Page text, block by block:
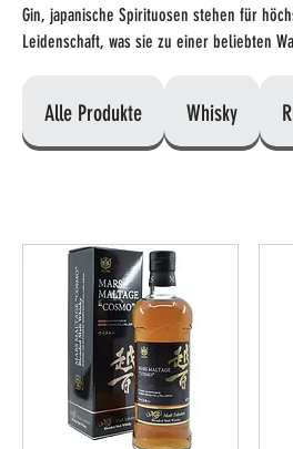
Gin, japanische Spirituosen stehen für
Leidenschaft, was sie zu einer beliebten
Alle Produkte Whisky